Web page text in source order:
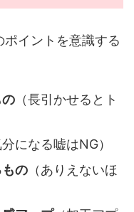
イントを意識する
（長引かせるとト
分になる嘘はNG）
の （ありえないほ